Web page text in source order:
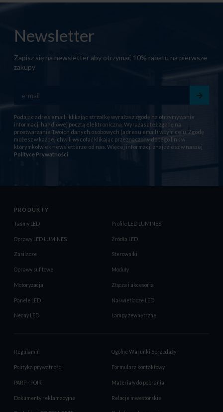
Newsletter
Zapisz się na newsletter aby otrzymać 10% rabatu na pierwsze
zakupy
Podając adres email i klikając strzałkę wyrażasz zgodę na otrzymywanie
informacji handlowej pocztą elektroniczną. Wyrażasz też zgodę na
przetwarzanie Twoich danych osobowych (adresu email) w tym celu. Zgodę
możesz w każdej chwili wycofać klikając przeznaczony do tego link w
którymkolwiek newsletterze od nas. Więcej informacji znajdziesz w naszej
Polityce Prywatności
PRODUKTY
Taśmy LED Profile LED LUMINES
Oprawy LED LUMINES Źródła LED
Zasilacze Sterowniki
Oprawy sufitowe Moduły
Motoryzacja Złącza i akcesoria
Panele LED Naświetlacze LED
Neony LED Lampy zewnętrzne
Regulamin Ogólne Warunki Sprzedaży
Polityka prywatności Formularz kontaktowy
PARP - POIR Materiały do pobrania
Dokumenty reklamacyjne Relacje inwestorskie